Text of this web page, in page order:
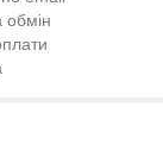
обмін